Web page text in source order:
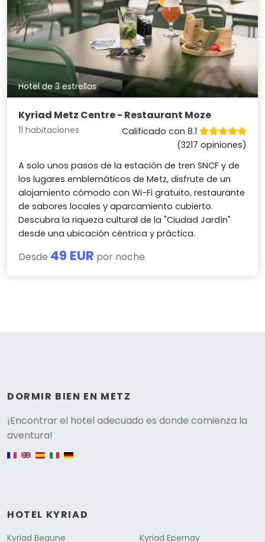
Hotel de 3 estrellas
Kyriad Metz Centre - Restaurant Moze
11 habitaciones
Calificado con 8.1
(3217 opiniones)
A solo unos pasos de la estación de tren SNCF y de
los lugares emblemáticos de Metz, disfrute de un
alojamiento cómodo con Wi-Fi gratuito, restaurante
de sabores locales y aparcamiento cubierto.
Descubra la riqueza cultural de la "Ciudad Jardín"
desde una ubicación céntrica y práctica.
Desde 49 EUR por noche
DORMIR BIEN EN METZ
¡Encontrar el hotel adecuado es donde comienza la
aventura!
HOTEL KYRIAD
Kyriad Beaune Kyriad Epernay